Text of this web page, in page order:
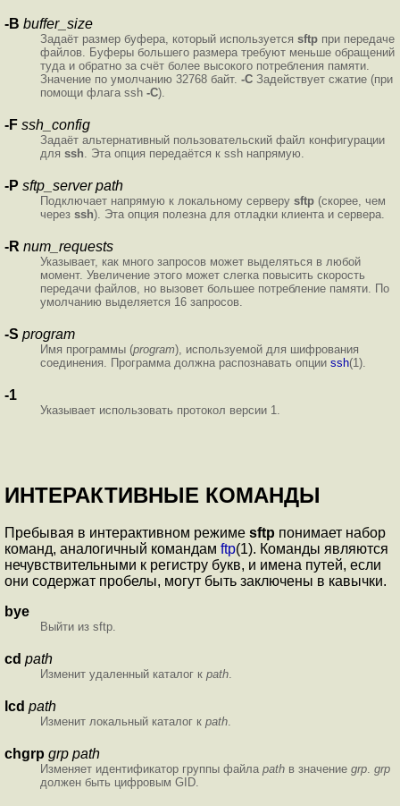
-B buffer_size
Задаёт размер буфера, который используется sftp при передаче
файлов. Буферы большего размера требуют меньше обращений
туда и обратно за счёт более высокого потребления памяти.
Значение по умолчанию 32768 байт. -С Задействует сжатие (при
помощи флага ssh -С).
-F ssh_config
Задаёт альтернативный пользовательский файл конфигурации
для ssh . Эта опция передаётся к ssh напрямую.
-P sftp_server path
Подключает напрямую к локальному серверу sftp (скорее, чем
через ssh). Эта опция полезна для отладки клиента и сервера.
-R num_requests
Указывает, как много запросов может выделяться в любой
момент. Увеличение этого может слегка повысить скорость
передачи файлов, но вызовет большее потребление памяти. По
умолчанию выделяется 16 запросов.
-S program
Имя программы (program), используемой для шифрования
соединения. Программа должна распознавать опции ssh(1).
-1
Указывает использовать протокол версии 1.
ИНТЕРАКТИВНЫЕ КОМАНДЫ
Пребывая в интерактивном режиме sftp понимает набор
команд, аналогичный командам ftp(1). Команды являются
нечувствительными к регистру букв, и имена путей, если
они содержат пробелы, могут быть заключены в кавычки.
bye
Выйти из sftp.
cd path
Изменит удаленный каталог к path.
lcd path
Изменит локальный каталог к path.
chgrp grp path
Изменяет идентификатор группы файла path в значение grp. grp
должен быть цифровым GID.